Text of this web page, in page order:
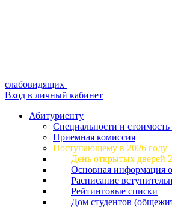
слабовидящих
Вход в личный кабинет
Абитуриенту
Специальности и стоимость
Приемная комиссия
Поступающему в 2026 году
День открытых дверей
Основная информация
Расписание
Рейтинговые списки
Дом студентов